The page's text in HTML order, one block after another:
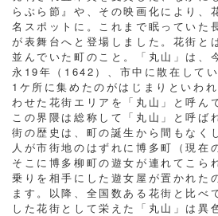
らぶら節』や、その映画化により、
名スポットに。これまで眠っていた
が表舞台へと登場しました。花街と
並んでいた町のこと。「丸山」は、
永19年（1642）、市中に散在して
1ケ所に集めたのがはじまりといわ
わせた花街エリアを「丸山」と呼ん
この界隈は総称して「丸山」と呼ば
街の歴史は、町の誕生から間もなく
人が市街地のはずれに博多町（現在
そこに博多柳町の遊女が連れてこら
乗りを相手にした遊女屋が置かれた
ます。以降、全国数ある花街と比べ
した花街として栄えた「丸山」は異